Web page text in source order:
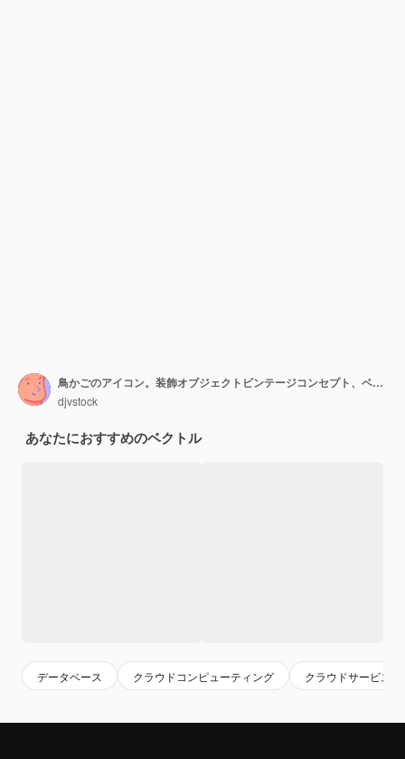
鳥かごのアイコン。装飾オブジェクトビンテージコンセプト、ベクトルグラフ
djvstock
あなたにおすすめのベクトル
データベース クラウドコンピューティング クラウドサービス